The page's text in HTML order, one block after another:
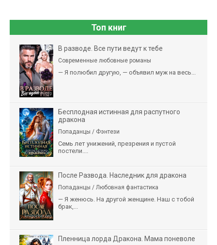
Топ книг
В разводе. Все пути ведут к тебе
Современные любовные романы
— Я полюбил другую, — объявил муж на весь...
Бесплодная истинная для распутного
дракона
Попаданцы / Фэнтези
Семь лет унижений, презрения и пустой
постели....
После Развода. Наследник для дракона
Попаданцы / Любовная фантастика
— Я женюсь. На другой женщине. Наш с тобой
брак,...
Пленница лорда Дракона. Мама поневоле